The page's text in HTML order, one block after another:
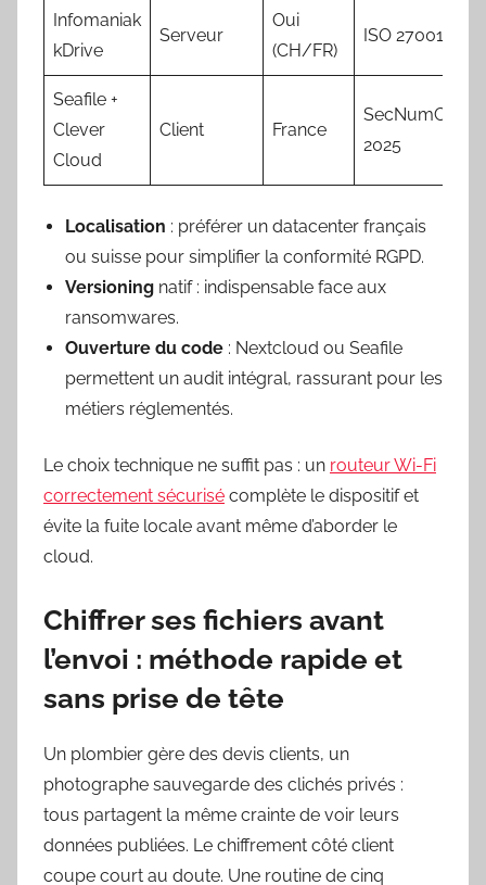
Infomaniak
kDrive
Serveur
Oui
(CH/FR)
ISO 27001
Seafile +
Clever
Cloud
Client France
SecNumCloud
2025
Localisation : préférer un datacenter français
ou suisse pour simplifier la conformité RGPD.
Versioning natif : indispensable face aux
ransomwares.
Ouverture du code : Nextcloud ou Seafile
permettent un audit intégral, rassurant pour les
métiers réglementés.
Le choix technique ne suffit pas : un routeur Wi-Fi
correctement sécurisé complète le dispositif et
évite la fuite locale avant même d’aborder le
cloud.
Chiffrer ses fichiers avant
l’envoi : méthode rapide et
sans prise de tête
Un plombier gère des devis clients, un
photographe sauvegarde des clichés privés :
tous partagent la même crainte de voir leurs
données publiées. Le chiffrement côté client
coupe court au doute. Une routine de cinq